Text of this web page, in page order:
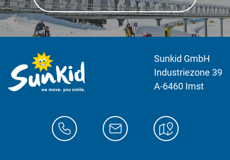
Sunkid GmbH
Industriezone 39
A-6460 Imst